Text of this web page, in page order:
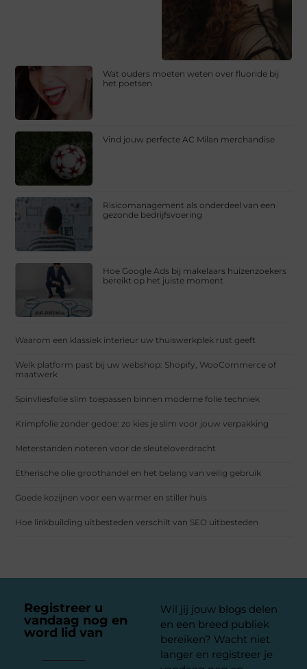
Wat ouders moeten weten over fluoride bij
het poetsen
Vind jouw perfecte AC Milan merchandise
Risicomanagement als onderdeel van een
gezonde bedrijfsvoering
Hoe Google Ads bij makelaars huizenzoekers
bereikt op het juiste moment
Waarom een klassiek interieur uw thuiswerkplek rust geeft
Welk platform past bij uw webshop: Shopify, WooCommerce of
maatwerk
Spinvliesfolie slim toepassen binnen moderne folie techniek
Krimpfolie zonder gedoe: zo kies je slim voor jouw verpakking
Meterstanden noteren voor de sleuteloverdracht
Etherische olie groothandel en het belang van veilig gebruik
Goede kozijnen voor een warmer en stiller huis
Hoe linkbuilding uitbesteden verschilt van SEO uitbesteden
Registreer u
vandaag nog en
word lid van
Wil jij jouw blogs delen
en een breed publiek
bereiken? Wacht niet
langer en registreer je